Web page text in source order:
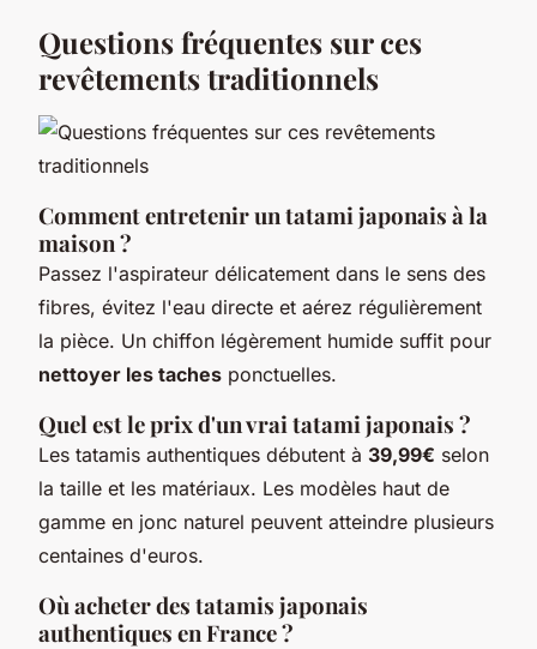
Questions fréquentes sur ces
revêtements traditionnels
Comment entretenir un tatami japonais à la
maison ?
Passez l'aspirateur délicatement dans le sens des
fibres, évitez l'eau directe et aérez régulièrement
la pièce. Un chiffon légèrement humide suffit pour
nettoyer les taches ponctuelles.
Quel est le prix d'un vrai tatami japonais ?
Les tatamis authentiques débutent à 39,99€ selon
la taille et les matériaux. Les modèles haut de
gamme en jonc naturel peuvent atteindre plusieurs
centaines d'euros.
Où acheter des tatamis japonais
authentiques en France ?